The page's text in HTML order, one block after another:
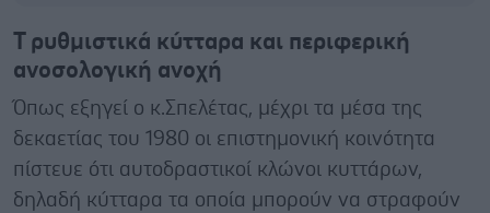
Τ ρυθμιστικά κύτταρα και περιφερική
ανοσολογική ανοχή
Όπως εξηγεί ο κ.Σπελέτας, μέχρι τα μέσα της
δεκαετίας του 1980 οι επιστημονική κοινότητα
πίστευε ότι αυτοδραστικοί κλώνοι κυττάρων,
δηλαδή κύτταρα τα οποία μπορούν να στραφούν